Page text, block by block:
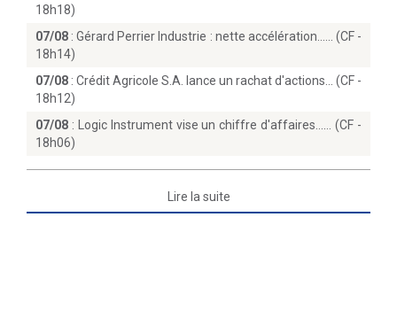
18h18)
07/08 :Gérard Perrier Industrie : nette accélération...… (CF -
18h14)
07/08 : Crédit Agricole S.A. lance un rachat d'actions… (CF -
18h12)
07/08 :
Logic Instrument vise un chiffre d'affaires...… (CF -
18h06)
Lire la suite